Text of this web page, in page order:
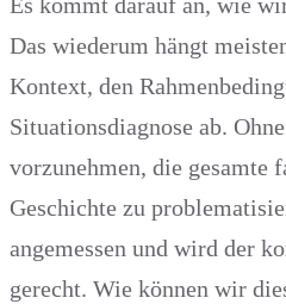
Das wiederum hängt
Kontext, den
Situationsdiagnose ab.
vorzunehmen, die gesamte
Geschichte zu
angemessen und wird der
gerecht. Wie können wir